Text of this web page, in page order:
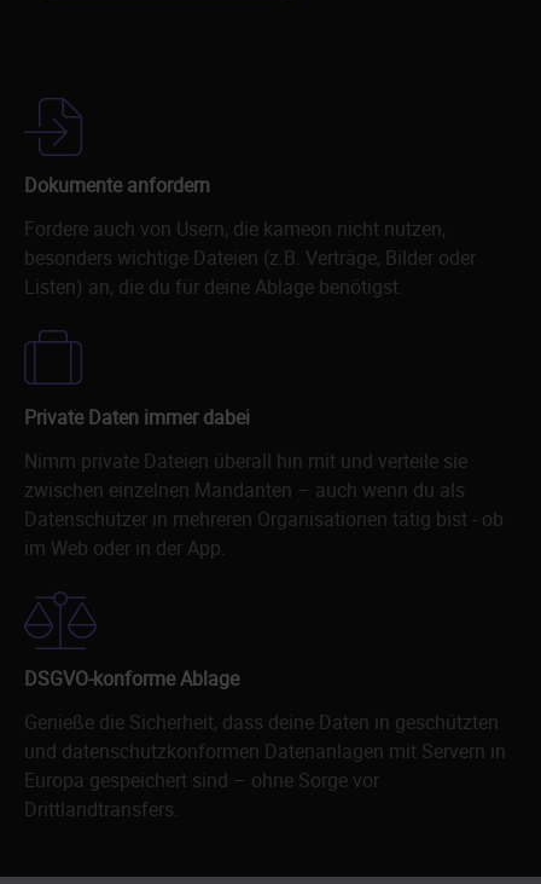
Dokumente anfordern
Fordere auch von Usern, die kameon nicht nutzen,
besonders wichtige Dateien (z.B. Verträge, Bilder oder
Listen) an, die du für deine Ablage benötigst.
Private Daten immer dabei
Nimm private Dateien überall hin mit und verteile sie
zwischen einzelnen Mandanten – auch wenn du als
Datenschützer in mehreren Organisationen tätig bist - ob
im Web oder in der App.
DSGVO-konforme Ablage
Genieße die Sicherheit, dass deine Daten in geschützten
und datenschutzkonformen Datenanlagen mit Servern in
Europa gespeichert sind – ohne Sorge vor
Drittlandtransfers.